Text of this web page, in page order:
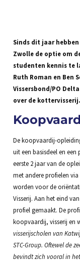
Sinds dit jaar
Zwolle de optie om
studenten kennis te
Ruth Roman en Ben
Vissersbond/PO
over de
De koopvaardij-
uit een basisdeel en
eerste 2 jaar van de
met andere profielen
worden voor de
Visserij. Aan het eind
profiel gemaakt. De
koopvaardij, visserij en
visserijscholen van
STC-Group. Oftewel de
bevindt zich vooral in